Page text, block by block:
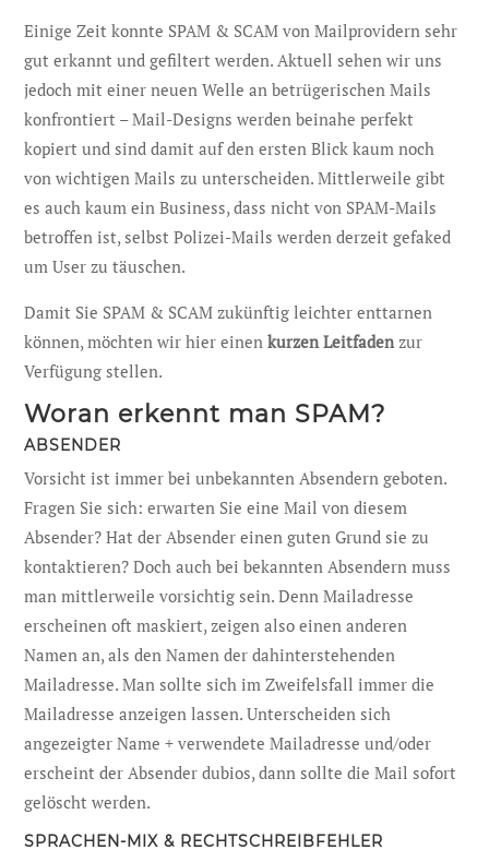
Einige Zeit konnte SPAM & SCAM von Mailprovidern sehr
gut erkannt und gefiltert werden. Aktuell sehen wir uns
jedoch mit einer neuen Welle an betrügerischen Mails
konfrontiert – Mail-Designs werden beinahe perfekt
kopiert und sind damit auf den ersten Blick kaum noch
von wichtigen Mails zu unterscheiden. Mittlerweile gibt
es auch kaum ein Business, dass nicht von SPAM-Mails
betroffen ist, selbst Polizei-Mails werden derzeit gefaked
um User zu täuschen.
Damit Sie SPAM & SCAM zukünftig leichter enttarnen
können, möchten wir hier einenkurzen Leitfadenzur
Verfügung stellen.
Woran erkennt man SPAM?
ABSENDER
Vorsicht ist immer bei unbekannten Absendern geboten.
Fragen Sie sich: erwarten Sie eine Mail von diesem
Absender? Hat der Absender einen guten Grund sie zu
kontaktieren? Doch auch bei bekannten Absendern muss
man mittlerweile vorsichtig sein. Denn Mailadresse
erscheinen oft maskiert, zeigen also einen anderen
Namen an, als den Namen der dahinterstehenden
Mailadresse. Man sollte sich im Zweifelsfall immer die
Mailadresse anzeigen lassen. Unterscheiden sich
angezeigter Name + verwendete Mailadresse und/oder
erscheint der Absender dubios, dann sollte die Mail sofort
gelöscht werden.
SPRACHEN-MIX & RECHTSCHREIBFEHLER